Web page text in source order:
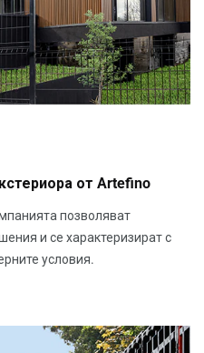
от Artefino
позволяват
и се характеризират с
условия.